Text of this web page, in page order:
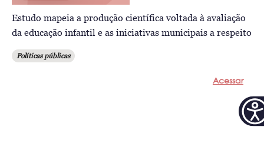
Estudo mapeia a produção científica voltada à avaliação
da educação infantil e as iniciativas municipais a respeito
Políticas públicas
Acessar